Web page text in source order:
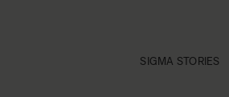
SIGMA STORIES